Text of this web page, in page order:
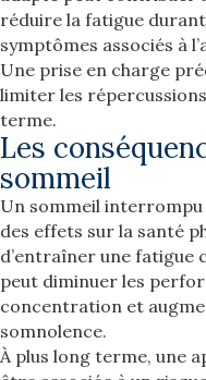
réduire la fatigue
symptômes associés à
Une prise en charge
limiter les
terme.
Les
sommeil
Un sommeil
des effets sur la santé
d’entraîner une fatigue
peut diminuer les
concentration et
somnolence.
À plus long terme, une